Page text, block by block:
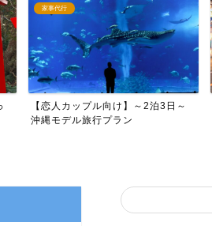
家事代行
【恋人カップル向け】～2泊3日～
沖縄モデル旅行プラン